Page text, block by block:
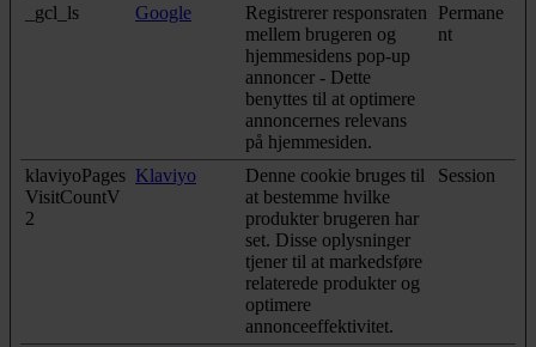
_gcl_ls Google
Registrerer responsraten
mellem brugeren og
hjemmesidens pop-up
annoncer - Dette
benyttes til at optimere
annoncernes relevans
på hjemmesiden.
Permane
nt
klaviyoPages
VisitCountV
2
Klaviyo
Denne cookie bruges til
at bestemme hvilke
produkter brugeren har
set. Disse oplysninger
tjener til at markedsføre
relaterede produkter og
optimere
annonceeffektivitet.
Session